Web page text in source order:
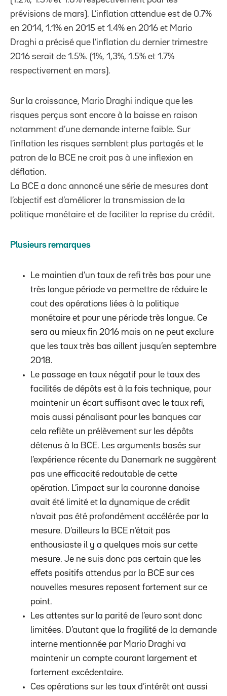
prévisions de mars). L’inflation attendue est de 0.7%
en 2014, 1.1% en 2015 et 1.4% en 2016 et Mario
Draghi a précisé que l’inflation du dernier trimestre
2016 serait de 1.5%. (1%, 1,3%, 1.5% et 1.7%
respectivement en mars).
Sur la croissance, Mario Draghi indique que les
risques perçus sont encore à la baisse en raison
notamment d’une demande interne faible. Sur
l’inflation les risques semblent plus partagés et le
patron de la BCE ne croit pas à une inflexion en
déflation.
La BCE a donc annoncé une série de mesures dont
l’objectif est d’améliorer la transmission de la
politique monétaire et de faciliter la reprise du crédit.
Plusieurs remarques
Le maintien d’un taux de refi très bas pour une
très longue période va permettre de réduire le
cout des opérations liées à la politique
monétaire et pour une période très longue. Ce
sera au mieux fin 2016 mais on ne peut exclure
que les taux très bas aillent jusqu’en septembre
2018.
Le passage en taux négatif pour le taux des
facilités de dépôts est à la fois technique, pour
maintenir un écart suffisant avec le taux refi,
mais aussi pénalisant pour les banques car
cela reflète un prélèvement sur les dépôts
détenus à la BCE. Les arguments basés sur
l’expérience récente du Danemark ne suggèrent
pas une efficacité redoutable de cette
opération. L’impact sur la couronne danoise
avait été limité et la dynamique de crédit
n’avait pas été profondément accélérée par la
mesure. D’ailleurs la BCE n’était pas
enthousiaste il y a quelques mois sur cette
mesure. Je ne suis donc pas certain que les
effets positifs attendus par la BCE sur ces
nouvelles mesures reposent fortement sur ce
point.
Les attentes sur la parité de l’euro sont donc
limitées. D’autant que la fragilité de la demande
interne mentionnée par Mario Draghi va
maintenir un compte courant largement et
fortement excédentaire.
Ces opérations sur les taux d’intérêt ont aussi